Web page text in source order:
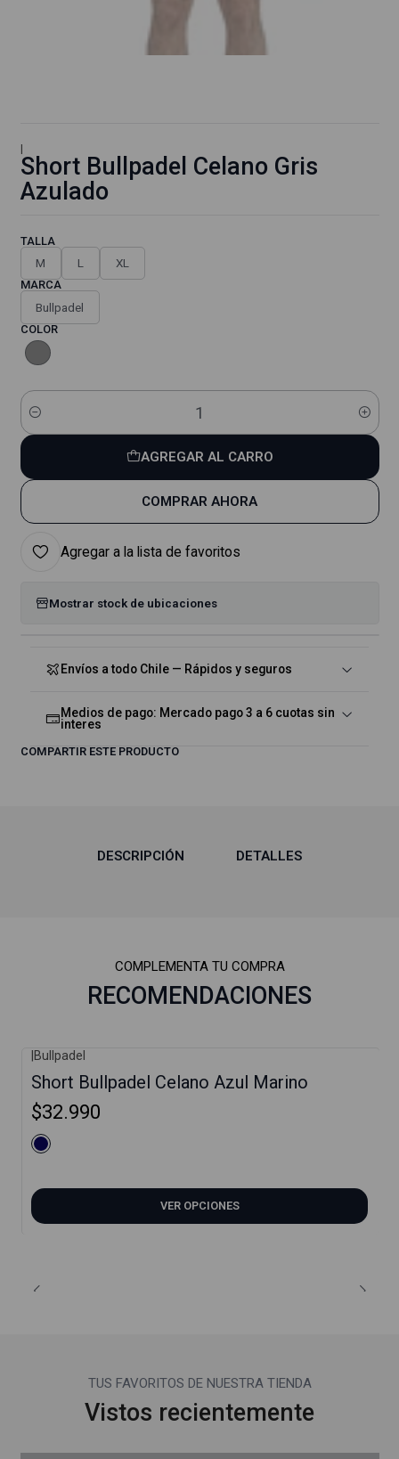
|
Short Bullpadel Celano Gris
Azulado
TALLA
M L XL
MARCA
Bullpadel
COLOR
Cantidad
AGREGAR AL CARRO
COMPRAR AHORA
Agregar a la lista de favoritos
Mostrar stock de ubicaciones
Envíos a todo Chile — Rápidos y seguros
Medios de pago: Mercado pago 3 a 6 cuotas sin
interes
COMPARTIR ESTE PRODUCTO
DESCRIPCIÓN DETALLES
COMPLEMENTA TU COMPRA
RECOMENDACIONES
Bullpadel
Short Bullpadel Celano Azul Marino
$32.990
VER OPCIONES
TUS FAVORITOS DE NUESTRA TIENDA
Vistos recientemente